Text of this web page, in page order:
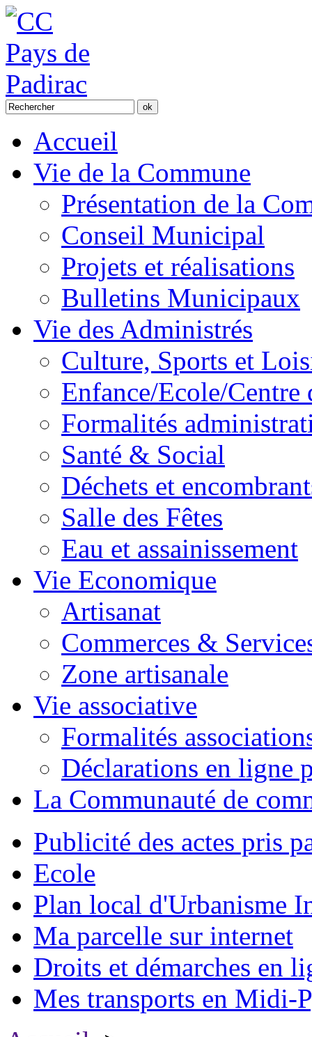
Accueil
Vie de la Commune
Présentation de la
Conseil Municipal
Projets et réalisations
Bulletins Municipaux
Vie des Administrés
Culture, Sports et
Enfance/Ecole/Centre
Formalités
Santé & Social
Déchets et
Salle des Fêtes
Eau et assainissement
Vie Economique
Artisanat
Commerces &
Zone artisanale
Vie associative
Formalités
Déclarations en ligne
La Communauté de
Publicité des actes pris
Ecole
Plan local d'Urbanisme
Ma parcelle sur internet
Droits et démarches en
Mes transports en Midi-